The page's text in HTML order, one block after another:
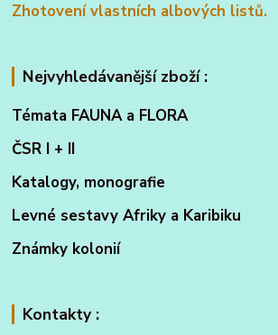
Zhotovení vlastních albových listů.
Nejvyhledávanější zboží :
Témata FAUNA a FLORA
ČSR I + II
Katalogy, monografie
Levné sestavy Afriky a Karibiku
Známky kolonií
Kontakty :